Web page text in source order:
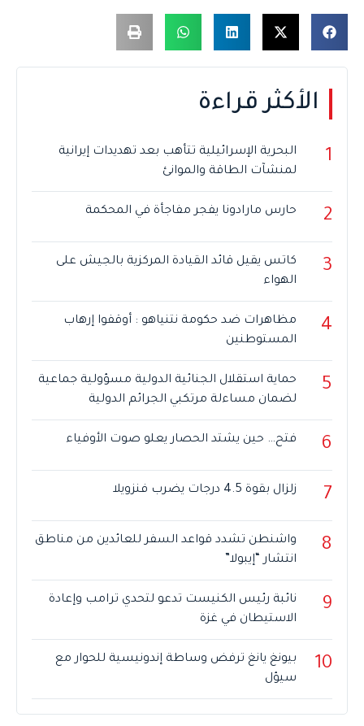
الأكثر قراءة
1
البحرية الإسرائيلية تتأهب بعد تهديدات إيرانية
لمنشآت الطاقة والموانئ
2 حارس مارادونا يفجر مفاجأة في المحكمة
3
كاتس يقيل قائد القيادة المركزية بالجيش على
الهواء
4
مظاهرات ضد حكومة نتنياهو : أوقفوا إرهاب
المستوطنين
5
حماية استقلال الجنائية الدولية مسؤولية جماعية
لضمان مساءلة مرتكبي الجرائم الدولية
6 فتح… حين يشتد الحصار يعلو صوت الأوفياء
7 زلزال بقوة 4.5 درجات يضرب فنزويلا
8
واشنطن تشدد قواعد السفر للعائدين من مناطق
انتشار “إيبولا”
9
نائبة رئيس الكنيست تدعو لتحدي ترامب وإعادة
الاستيطان في غزة
10
بيونغ يانغ ترفض وساطة إندونيسية للحوار مع
سيؤل